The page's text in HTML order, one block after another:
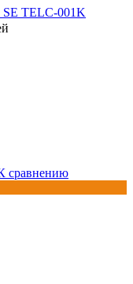
SE TELC-001K
сравнению